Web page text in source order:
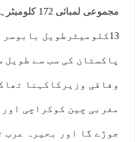
مجموعی
13کلومیٹرطویل
پاکستان کی سب سے طویل
وفاقی وزیرکاکہنا
مغربی چین کوکراچی
جوڑے گا اور بحیرہ عرب